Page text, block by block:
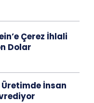
Çerez İhlali
Dolar
Üretimde İnsan